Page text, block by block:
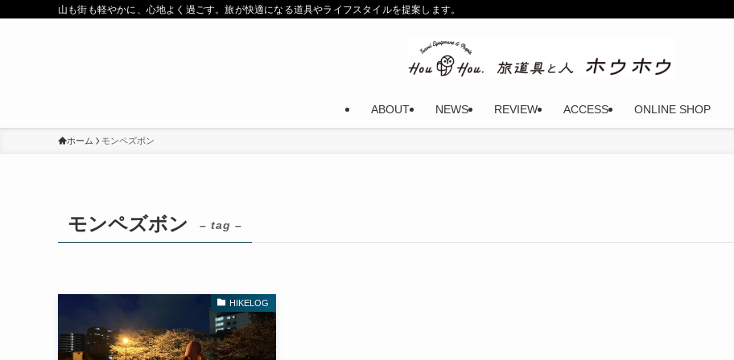
山も街も軽やかに、心地よく過ごす。旅が快適になる道具やライフスタイルを提案します。
ABOUT NEWS REVIEW ACCESS ONLINE SHOP
ホーム モンペズボン
モンペズボン – tag –
HIKELOG